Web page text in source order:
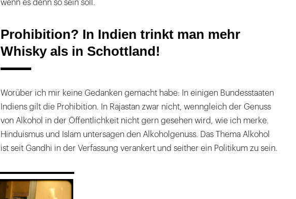
wenn es denn so sein soll.
Prohibition? In Indien trinkt man mehr
Whisky als in Schottland!
Worüber ich mir keine Gedanken gemacht habe: In einigen Bundesstaaten
Indiens gilt die Prohibition. In Rajastan zwar nicht, wenngleich der Genuss
von Alkohol in der Öffentlichkeit nicht gern gesehen wird, wie ich merke.
Hinduismus und Islam untersagen den Alkoholgenuss. Das Thema Alkohol
ist seit Gandhi in der Verfassung verankert und seither ein Politikum zu sein.